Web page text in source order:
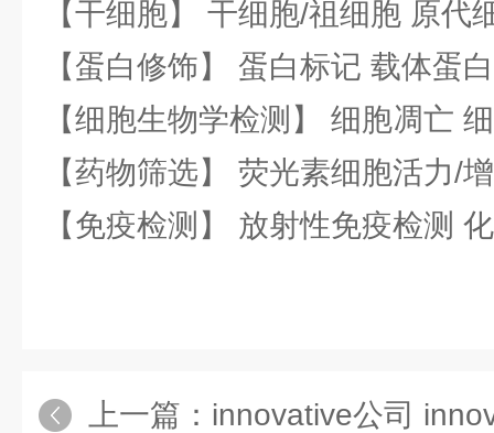
【干细胞】 干细胞/祖细胞 原代
【蛋白修饰】 蛋白标记 载体蛋
【细胞生物学检测】 细胞凋亡
【药物筛选】 荧光素细胞活力/
【免疫检测】 放射性免疫检测
上一篇： innovative公司